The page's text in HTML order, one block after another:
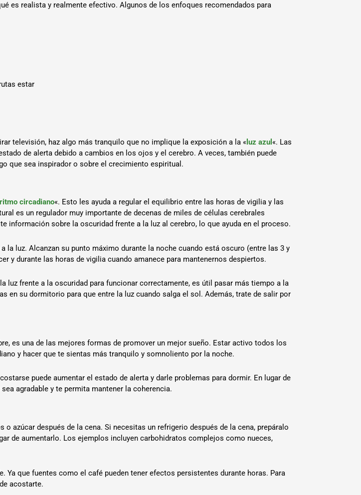
es realista y realmente efectivo. Algunos de los enfoques recomendados para
estar
televisión, haz algo más tranquilo que no implique la exposición a la « luz azul «. Las
de alerta debido a cambios en los ojos y el cerebro. A veces, también puede
que sea inspirador o sobre el crecimiento espiritual.
ritmo circadiano«. Esto les ayuda a regular el equilibrio entre las horas de vigilia y las
es un regulador muy importante de decenas de miles de células cerebrales
sobre la oscuridad frente a la luz al cerebro, lo que ayuda en el proceso.
la luz. Alcanzan su punto máximo durante la noche cuando está oscuro (entre las 3 y
y durante las horas de vigilia cuando amanece para mantenernos despiertos.
luz frente a la oscuridad para funcionar correctamente, es útil pasar más tiempo a la
en su dormitorio para que entre la luz cuando salga el sol. Además, trate de salir por
es una de las mejores formas de promover un mejor sueño. Estar activo todos los
y hacer que te sientas más tranquilo y somnoliento por la noche.
puede aumentar el estado de alerta y darle problemas para dormir. En lugar de
agradable y te permita mantener la coherencia.
azúcar después de la cena. Si necesitas un refrigerio después de la cena, prepáralo
de aumentarlo. Los ejemplos incluyen carbohidratos complejos como nueces,
Ya que fuentes como el café pueden tener efectos persistentes durante horas. Para
acostarte.